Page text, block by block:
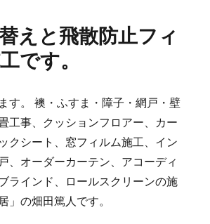
えと飛散防止フィ
です。
す。 襖・ふすま・障子・網戸・壁
工事、クッションフロアー、カー
クシート、窓フィルム施工、イン
、オーダーカーテン、アコーディ
ラインド、ロールスクリーンの施
の畑田篤人です。